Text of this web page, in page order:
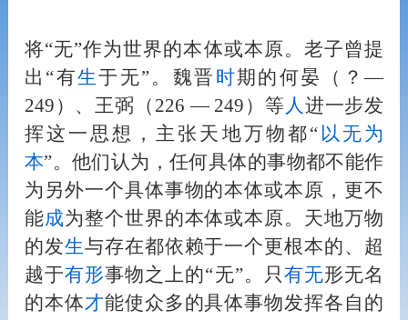
将“无”作为世界的本体或本原。老子曾提
出“有生于无”。魏晋 时期的何晏（？—
249）、王弼（226 — 249）等 人 进一步发
挥这一思想，主张天地万物都“以 无为
本”。他们认为，任何具体的事物都不能作
为另外一个具体事物的本体或本原，更不
能成为整个世界的本体或本原。天地万物
的发生与存在都依赖于一个更根本的、超
越于有形事物之上的“无”。只 有无形无名
的本体才能使众多的具体事物发挥各自的